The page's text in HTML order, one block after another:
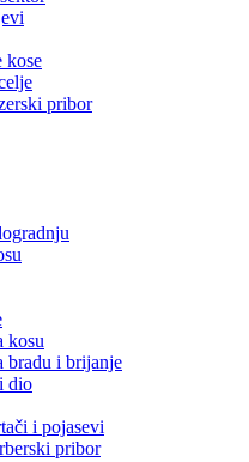
kose
pribor
kosu
bradu i brijanje
dio
i pojasevi
pribor